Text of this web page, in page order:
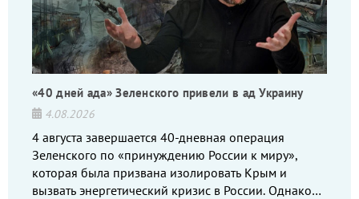
«40 дней ада» Зеленского привели в ад Украину
4.08.2026
4 августа завершается 40-дневная операция
Зеленского по «принуждению России к миру»,
которая была призвана изолировать Крым и
вызвать энергетический кризис в России. Однако